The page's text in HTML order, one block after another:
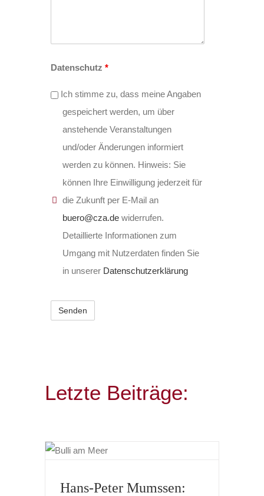
Datenschutz*
Ich stimme zu, dass meine Angaben
gespeichert werden, um über
anstehende Veranstaltungen
und/oder Änderungen informiert
werden zu können. Hinweis: Sie
können Ihre Einwilligung jederzeit für
die Zukunft per E-Mail an
buero@cza.de widerrufen.
Detaillierte Informationen zum
Umgang mit Nutzerdaten finden Sie
in unserer Datenschutzerklärung
Letzte Beiträge:
Hans-Peter Mumssen: